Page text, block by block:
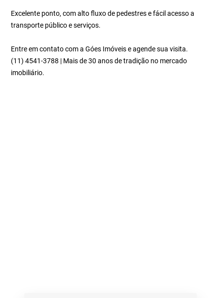
Excelente ponto, com alto fluxo de pedestres e fácil acesso a
transporte público e serviços.
Entre em contato com a Góes Imóveis e agende sua visita.
(11) 4541-3788 | Mais de 30 anos de tradição no mercado
imobiliário.